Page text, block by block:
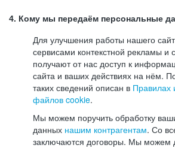
4. Кому мы передаём персональные
Для улучшения работы нашего
сервисами контекстной рекламы и
получают от нас доступ к
сайта и ваших действиях на нём.
таких сведений описан в Правилах
файлов cookie.
Мы можем поручить обработку
данных нашим контрагентам. Со
заключаются договоры. Мы можем